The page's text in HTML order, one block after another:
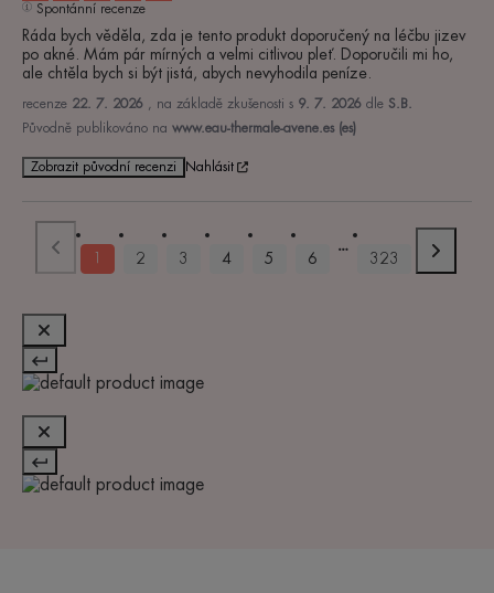
Spontánní recenze
Ráda bych věděla, zda je tento produkt doporučený na léčbu jizev
po akné. Mám pár mírných a velmi citlivou pleť. Doporučili mi ho,
ale chtěla bych si být jistá, abych nevyhodila peníze.
recenze 22. 7. 2026 , na základě zkušenosti s 9. 7. 2026 dle S.B.
Původně publikováno na www.eau-thermale-avene.es (es)
Zobrazit původní recenzi Nahlásit
1 2 3 4 5 6 323